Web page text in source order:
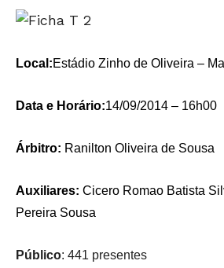
Local:Estádio Zinho de Oliveira –
Data e Horário:14/09/2014 – 16h00
Árbitro: Ranilton Oliveira de Sousa
Auxiliares: Cicero Romao Batista
Pereira Sousa
Público: 441 presentes